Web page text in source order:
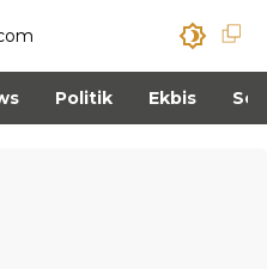
Politik Ekbis